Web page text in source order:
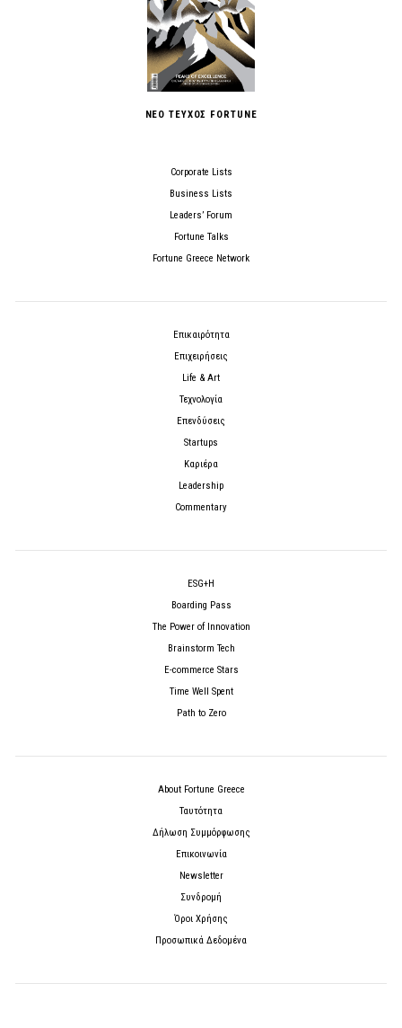
ΝΕΟ ΤΕΥΧΟΣ FORTUNE
Corporate Lists
Business Lists
Leaders’ Forum
Fortune Talks
Fortune Greece Network
Επικαιρότητα
Επιχειρήσεις
Life & Art
Τεχνολογία
Επενδύσεις
Startups
Καριέρα
Leadership
Commentary
ESG+H
Boarding Pass
The Power of Innovation
Brainstorm Tech
E-commerce Stars
Time Well Spent
Path to Zero
About Fortune Greece
Ταυτότητα
Δήλωση Συμμόρφωσης
Επικοινωνία
Newsletter
Συνδρομή
Όροι Χρήσης
Προσωπικά Δεδομένα